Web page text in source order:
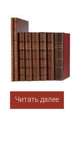
Читать далее